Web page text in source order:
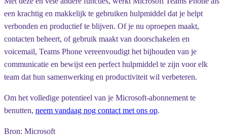
een krachtig en makkelijk te gebruiken hulpmiddel dat je helpt
verbonden en productief te blijven. Of je nu oproepen maakt,
contacten beheert, of gebruik maakt van doorschakelen en
voicemail, Teams Phone vereenvoudigt het bijhouden van je
communicatie en bewijst een perfect hulpmiddel te zijn voor elk
team dat hun samenwerking en productiviteit wil verbeteren.
Om het volledige potentieel van je Microsoft-abonnement te
benutten, neem vandaag nog contact met ons op.
Bron: Microsoft